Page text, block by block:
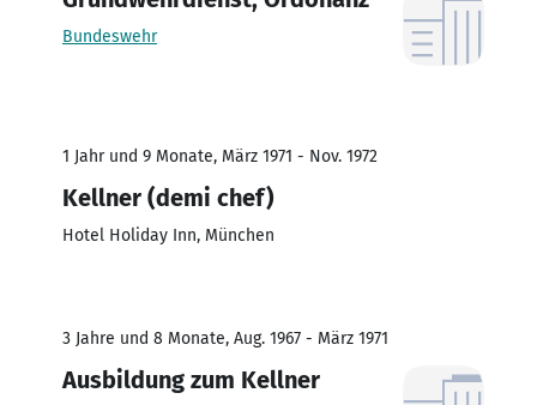
Bundeswehr
1 Jahr und 9 Monate, März 1971 - Nov. 1972
Kellner (demi chef)
Hotel Holiday Inn, München
3 Jahre und 8 Monate, Aug. 1967 - März 1971
Ausbildung zum Kellner